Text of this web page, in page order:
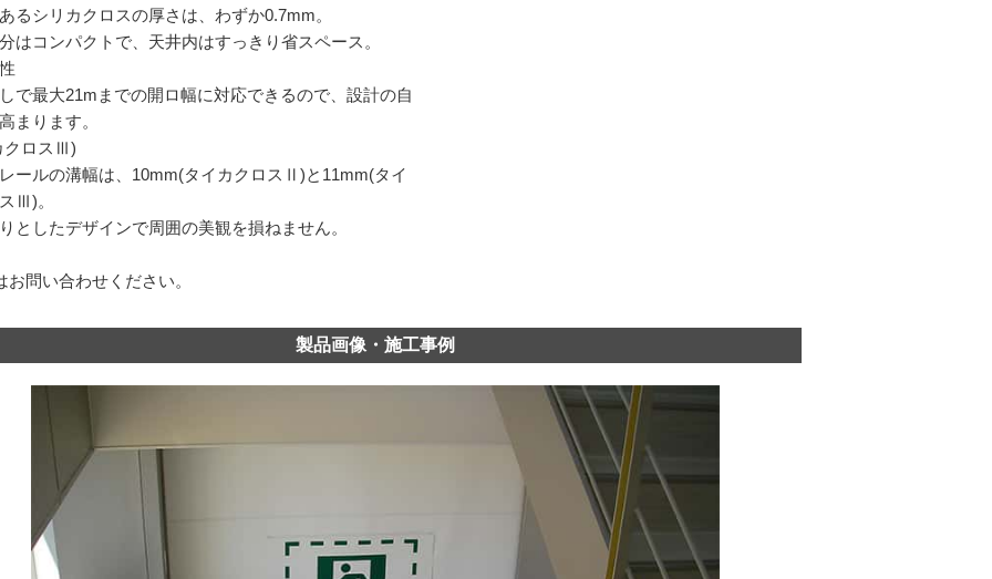
るシリカクロスの厚さは、わずか0.7mm。
はコンパクトで、天井内はすっきり省スペース。
で最大21mまでの開ロ幅に対応できるので、設計の自
まります。
クロスⅢ)
ールの溝幅は、10mm(タイカクロスⅡ)と11mm(タイ
Ⅲ)。
としたデザインで周囲の美観を損ねません。
お問い合わせください。
製品画像・施工事例